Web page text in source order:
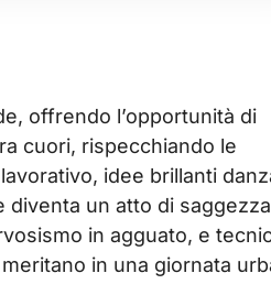
offrendo l’opportunità di
cuori, rispecchiando le
idee brillanti
un atto di
in agguato, e
in una giornata